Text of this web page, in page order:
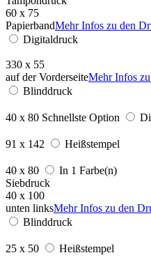
60 x 75
PapierbandMehr Infos zu den
Digitaldruck
330 x 55
auf der VorderseiteMehr Infos
Blinddruck
40 x 80 Schnellste Option
91 x 142 Heißstempel
40 x 80
In 1 Farbe(n)
Siebdruck
40 x 100
unten linksMehr Infos zu den
Blinddruck
25 x 50 Heißstempel